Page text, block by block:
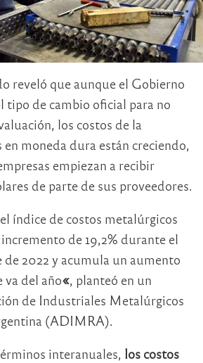
reveló que aunque el Gobierno
tipo de cambio oficial para no
los costos de la
moneda dura están creciendo,
empiezan a recibir
de parte de sus proveedores.
índice de costos metalúrgicos
de 19,2% durante el
2022 y acumula un aumento
va del año«, planteó en un
de Industriales Metalúrgicos
(ADIMRA).
interanuales, los costos